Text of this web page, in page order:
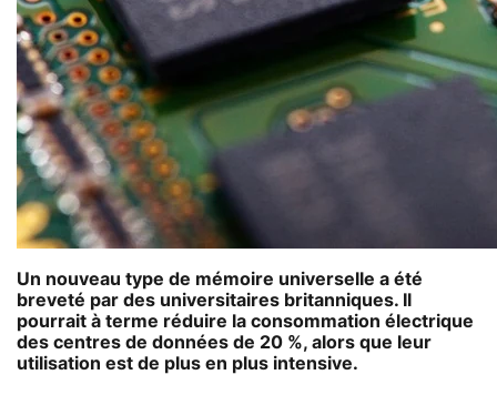
Un nouveau type de mémoire universelle a été
breveté par des universitaires britanniques. Il
pourrait à terme réduire la consommation électrique
des centres de données de 20 %, alors que leur
utilisation est de plus en plus intensive.